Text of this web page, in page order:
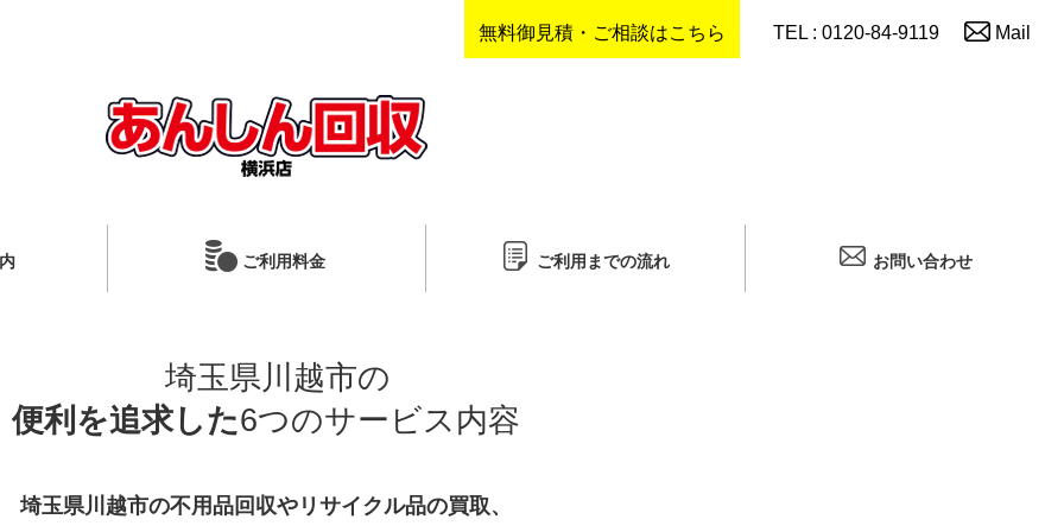
無料御見積・ご相談はこちら TEL : 0120-84-9119 Mail
ご利用料金 ご利用までの流れ お問い合わせ
埼玉県川越市の
便利を追求した6つのサービス内容
埼玉県川越市の不用品回収やリサイクル品の買取、